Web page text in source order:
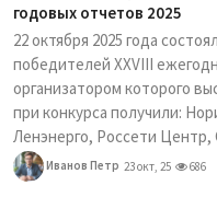
годовых отчетов 2025
22 октября 2025 года
победителей XXVIII
организатором которого
при конкурса получили:
Ленэнерго, Россети Центр,
Иванов Петр 23 окт, 25 686